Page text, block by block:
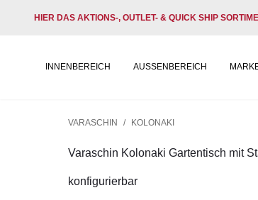
HIER DAS AKTIONS-, OUTLET- & QUICK SHIP
INNENBEREICH AUSSENBEREICH
VARASCHIN / KOLONAKI
Varaschin Kolonaki Gartentisch mit
konfigurierbar